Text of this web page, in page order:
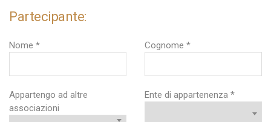
Partecipante:
Nome * Cognome *
Appartengo ad altre
associazioni
Ente di appartenenza *